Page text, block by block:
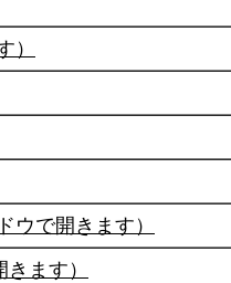
）
で開きます）
ます）